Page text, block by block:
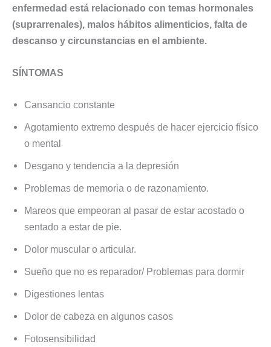
enfermedad está relacionado con temas hormonales
(suprarrenales), malos hábitos alimenticios, falta de
descanso y circunstancias en el ambiente.
SÍNTOMAS
Cansancio constante
Agotamiento extremo después de hacer ejercicio físico
o mental
Desgano y tendencia a la depresión
Problemas de memoria o de razonamiento.
Mareos que empeoran al pasar de estar acostado o
sentado a estar de pie.
Dolor muscular o articular.
Sueño que no es reparador/ Problemas para dormir
Digestiones lentas
Dolor de cabeza en algunos casos
Fotosensibilidad